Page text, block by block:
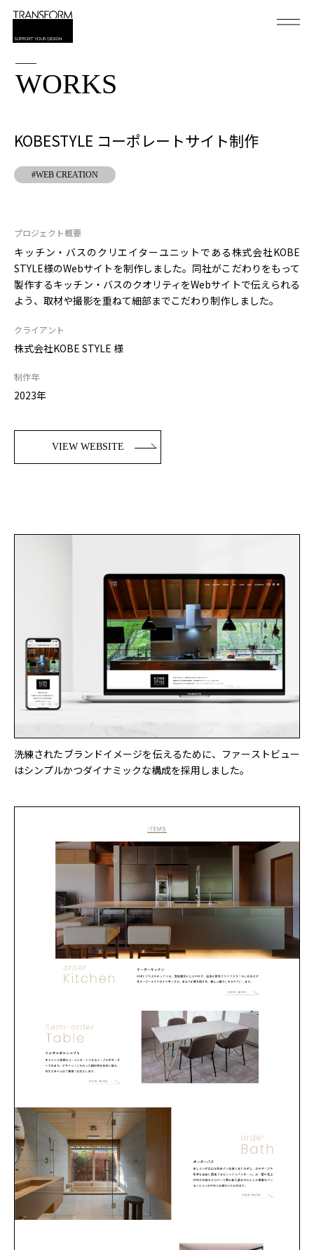
WORKS
KOBESTYLE コーポレートサイト制作
#WEB CREATION
プロジェクト概要
キッチン・バスのクリエイターユニットである株式会社KOBE
STYLE様のWebサイトを制作しました。同社がこだわりをもって
製作するキッチン・バスのクオリティをWebサイトで伝えられる
よう、取材や撮影を重ねて細部までこだわり制作しました。
クライアント
株式会社KOBE STYLE 様
制作年
2023年
VIEW WEBSITE
洗練されたブランドイメージを伝えるために、ファーストビュー
はシンプルかつダイナミックな構成を採用しました。